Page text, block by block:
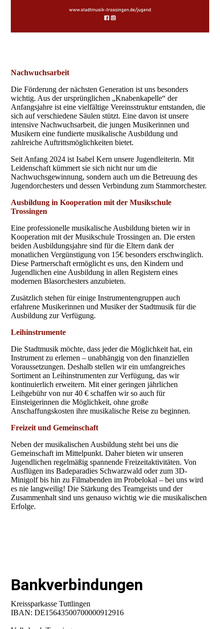
Nachwuchsarbeit
Die Förderung der nächsten Generation ist uns besonders
wichtig. Aus der ursprünglichen „Knabenkapelle“ der
Anfangsjahre ist eine vielfältige Vereinsstruktur entstanden, die
sich auf verschiedene Säulen stützt. Eine davon ist unsere
intensive Nachwuchsarbeit, die jungen Musikerinnen und
Musikern eine fundierte musikalische Ausbildung und
zahlreiche Auftrittsmöglichkeiten bietet.
Seit Anfang 2024 ist Isabel Kern unsere Jugendleiterin. Mit
Leidenschaft kümmert sie sich nicht nur um die
Nachwuchsgewinnung, sondern auch um die Betreuung des
Jugendorchesters und dessen Verbindung zum Stammorchester.
Ausbildung in Kooperation mit der Musikschule
Trossingen
Eine professionelle musikalische Ausbildung bieten wir in
Kooperation mit der Musikschule Trossingen an. Die ersten
beiden Ausbildungsjahre sind für die Eltern dank der
monatlichen Vergünstigung von 15€ besonders erschwinglich.
Diese Partnerschaft ermöglicht es uns, den Kindern und
Jugendlichen eine Ausbildung in allen Registern eines
modernen Blasorchesters anzubieten.
Zusätzlich stehen für einige Instrumentengruppen auch
erfahrene Musikerinnen und Musiker der Stadtmusik für die
Ausbildung zur Verfügung.
Leihinstrumente
Die Stadtmusik möchte, dass jeder die Möglichkeit hat, ein
Instrument zu erlernen – unabhängig von den finanziellen
Voraussetzungen. Deshalb stellen wir ein umfangreiches
Sortiment an Leihinstrumenten zur Verfügung, das wir
kontinuierlich erweitern. Mit einer geringen jährlichen
Leihgebühr von nur 40 € schaffen wir so auch für
Einsteigerinnen die Möglichkeit, ohne große
Anschaffungskosten ihre musikalische Reise zu beginnen.
Freizeit und Gemeinschaft
Neben der musikalischen Ausbildung steht bei uns die
Gemeinschaft im Mittelpunkt. Daher bieten wir unseren
Jugendlichen regelmäßig spannende Freizeitaktivitäten. Von
Ausflügen ins Badeparadies Schwarzwald oder zum 3D-
Minigolf bis hin zu Filmabenden im Probelokal – bei uns wird
es nie langweilig! Die Stärkung des Teamgeists und der
Zusammenhalt sind uns genauso wichtig wie die musikalischen
Erfolge.
Bankverbindungen
Kreissparkasse Tuttlingen
IBAN: DE15643500700000912916